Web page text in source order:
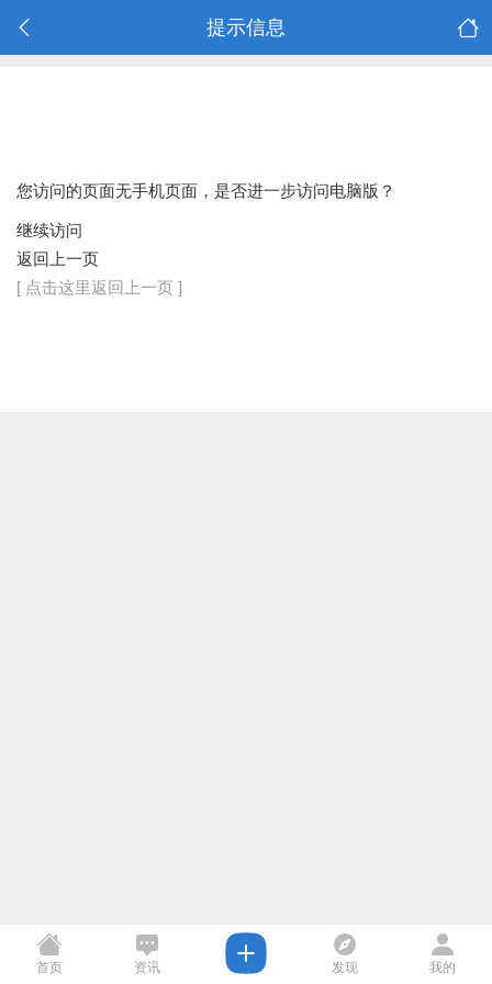
提示信息
您访问的页面无手机页面，是否进一步访问电脑版？
继续访问
返回上一页
[ 点击这里返回上一页 ]
首页 资讯 发现 我的